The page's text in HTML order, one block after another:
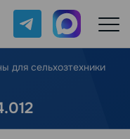
Telegram Max
для сельхозтехники